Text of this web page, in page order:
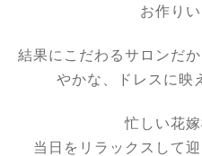
お作り
結果にこだわるサロンだ
やかな、ドレスに映
忙しい花
当日をリラックスして